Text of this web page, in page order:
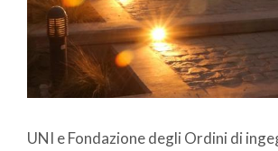
UNI e Fondazione degli Ordini di